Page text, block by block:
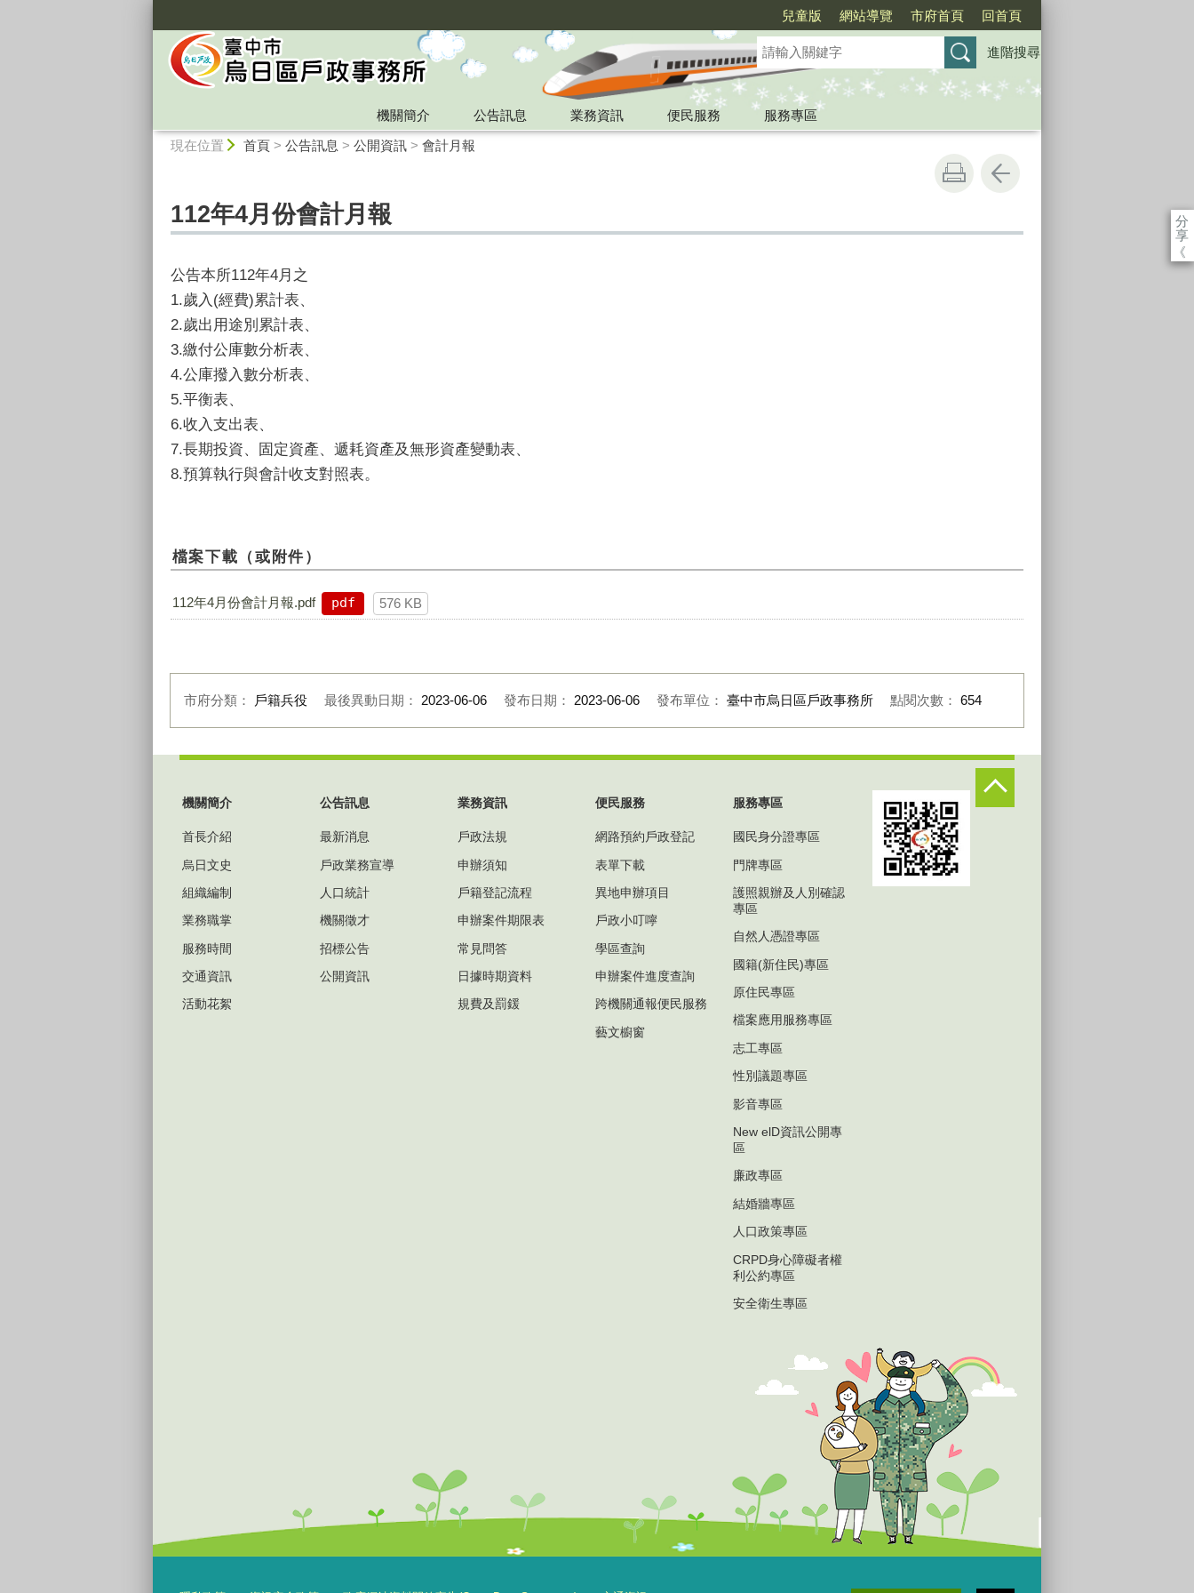
兒童版 網站導覽 市府首頁 回首頁
進階搜尋
機關簡介 公告訊息 業務資訊 便民服務
服務專區
現在位置 首頁> 公告訊息 > 公開資訊> 會計月報
分
享
《
112年4月份會計月報
公告本所112年4月之
1.歲入(經費)累計表、
2.歲出用途別累計表、
3.繳付公庫數分析表、
4.公庫撥入數分析表、
5.平衡表、
6.收入支出表、
7.長期投資、固定資產、遞耗資產及無形資產變動表、
8.預算執行與會計收支對照表。
檔案下載（或附件）
112年4月份會計月報.pdf pdf 576 KB
市府分類： 戶籍兵役 最後異動日期： 2023-06-06 發布日期： 2023-06-06 發布單位： 臺中市烏日區戶政事務所 點閱次數： 654
機關簡介
首長介紹
烏日文史
組織編制
業務職掌
服務時間
交通資訊
活動花絮
公告訊息
最新消息
戶政業務宣導
人口統計
機關徵才
招標公告
公開資訊
業務資訊
戶政法規
申辦須知
戶籍登記流程
申辦案件期限表
常見問答
日據時期資料
規費及罰鍰
便民服務
網路預約戶政登記
表單下載
異地申辦項目
戶政小叮嚀
學區查詢
申辦案件進度查詢
跨機關通報便民服務
藝文櫥窗
服務專區
國民身分證專區
門牌專區
護照親辦及人別確認
專區
自然人憑證專區
國籍(新住民)專區
原住民專區
檔案應用服務專區
志工專區
性別議題專區
影音專區
New elD資訊公開專
區
廉政專區
結婚牆專區
人口政策專區
CRPD身心障礙者權
利公約專區
安全衛生專區